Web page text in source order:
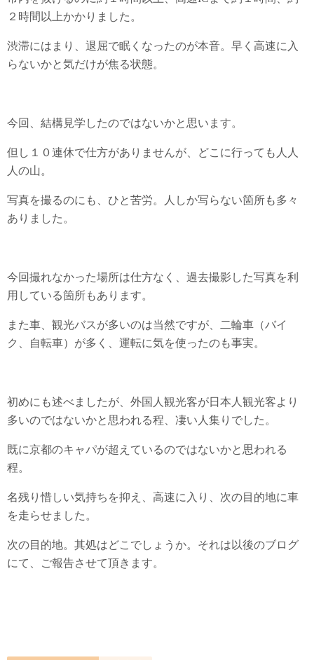
２時間以上かかりました。
渋滞にはまり、退屈で眠くなったのが本音。早く高速に入
らないかと気だけが焦る状態。
今回、結構見学したのではないかと思います。
但し１０連休で仕方がありませんが、どこに行っても人人
人の山。
写真を撮るのにも、ひと苦労。人しか写らない箇所も多々
ありました。
今回撮れなかった場所は仕方なく、過去撮影した写真を利
用している箇所もあります。
また車、観光バスが多いのは当然ですが、二輪車（バイ
ク、自転車）が多く、運転に気を使ったのも事実。
初めにも述べましたが、外国人観光客が日本人観光客より
多いのではないかと思われる程、凄い人集りでした。
既に京都のキャパが超えているのではないかと思われる
程。
名残り惜しい気持ちを抑え、高速に入り、次の目的地に車
を走らせました。
次の目的地。其処はどこでしょうか。それは以後のブログ
にて、ご報告させて頂きます。